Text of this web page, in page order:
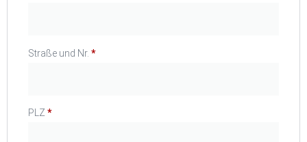
Straße und Nr. *
PLZ *